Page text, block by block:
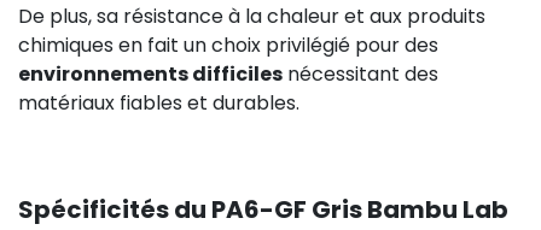
De plus, sa résistance à la chaleur et aux produits
chimiques en fait un choix privilégié pour des
environnements difficiles nécessitant des
matériaux fiables et durables.
Spécificités du PA6-GF Gris Bambu Lab